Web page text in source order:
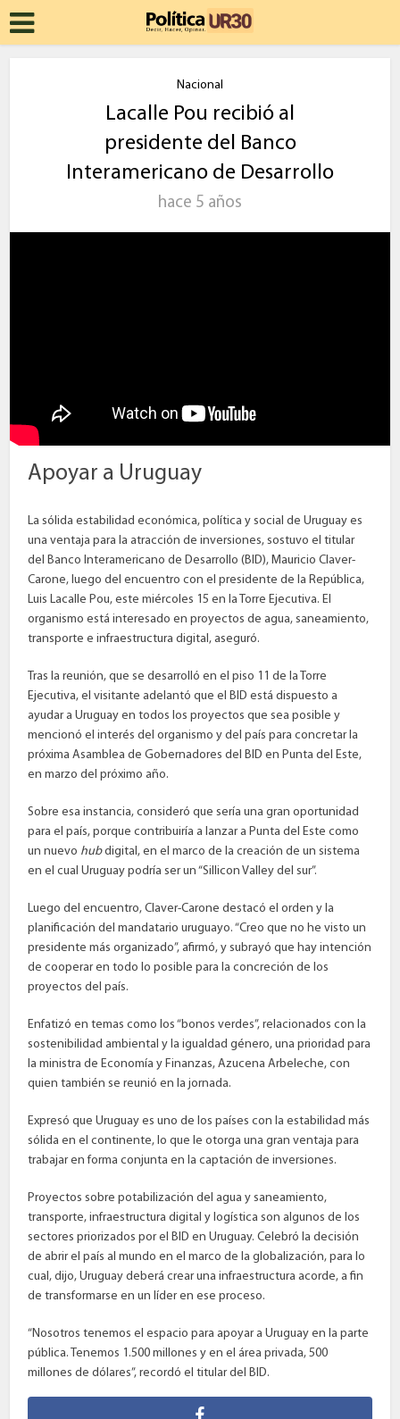
Nacional
Lacalle Pou recibió al
presidente del Banco
Interamericano de Desarrollo
hace 5 años
Apoyar a Uruguay
La sólida estabilidad económica, política y social de Uruguay es
una ventaja para la atracción de inversiones, sostuvo el titular
del Banco Interamericano de Desarrollo (BID), Mauricio Claver-
Carone, luego del encuentro con el presidente de la República,
Luis Lacalle Pou, este miércoles 15 en la Torre Ejecutiva. El
organismo está interesado en proyectos de agua, saneamiento,
transporte e infraestructura digital, aseguró.
Tras la reunión, que se desarrolló en el piso 11 de la Torre
Ejecutiva, el visitante adelantó que el BID está dispuesto a
ayudar a Uruguay en todos los proyectos que sea posible y
mencionó el interés del organismo y del país para concretar la
próxima Asamblea de Gobernadores del BID en Punta del Este,
en marzo del próximo año.
Sobre esa instancia, consideró que sería una gran oportunidad
para el país, porque contribuiría a lanzar a Punta del Este como
un nuevo hubdigital, en el marco de la creación de un sistema
en el cual Uruguay podría ser un “Sillicon Valley del sur”.
Luego del encuentro, Claver-Carone destacó el orden y la
planificación del mandatario uruguayo. “Creo que no he visto un
presidente más organizado”, afirmó, y subrayó que hay intención
de cooperar en todo lo posible para la concreción de los
proyectos del país.
Enfatizó en temas como los “bonos verdes”, relacionados con la
sostenibilidad ambiental y la igualdad género, una prioridad para
la ministra de Economía y Finanzas, Azucena Arbeleche, con
quien también se reunió en la jornada.
Expresó que Uruguay es uno de los países con la estabilidad más
sólida en el continente, lo que le otorga una gran ventaja para
trabajar en forma conjunta en la captación de inversiones.
Proyectos sobre potabilización del agua y saneamiento,
transporte, infraestructura digital y logística son algunos de los
sectores priorizados por el BID en Uruguay. Celebró la decisión
de abrir el país al mundo en el marco de la globalización, para lo
cual, dijo, Uruguay deberá crear una infraestructura acorde, a fin
de transformarse en un líder en ese proceso.
“Nosotros tenemos el espacio para apoyar a Uruguay en la parte
pública. Tenemos 1.500 millones y en el área privada, 500
millones de dólares”, recordó el titular del BID.